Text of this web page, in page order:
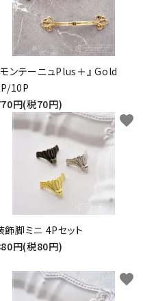
モンテーニュPlus＋』 Gold
10P
円(税70円)
飾脚ミニ 4Pセット
円(税80円)
favorite
favorite